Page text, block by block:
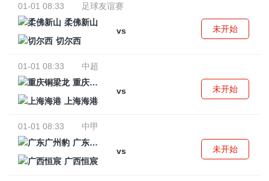
01-01 08:33
足球友谊赛
柔佛新山
vs
切尔西
未开始
01-01 08:33
中超
重庆铜梁龙
vs
上海海港
未开始
01-01 08:33
中甲
广东广州豹
vs
广西恒宸
未开始